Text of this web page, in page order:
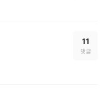
11
댓글